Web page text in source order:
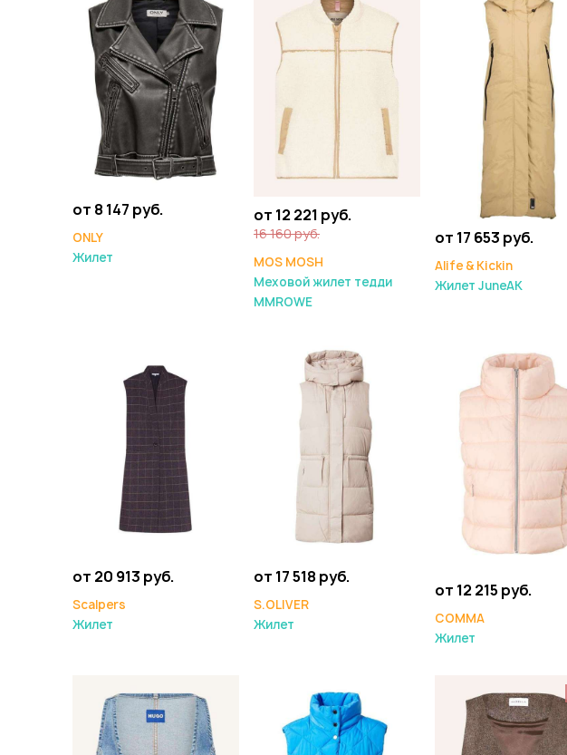
от 8 147 руб.
ONLY
Жилет
от 12 221 руб.
16 160 руб.
MOS MOSH
Меховой жилет тедди
MMROWE
от 17 653 руб.
Alife & Kickin
Жилет JuneAK
от 20 913 руб.
Scalpers
Жилет
от 17 518 руб.
S.OLIVER
Жилет
от 12 215 руб.
COMMA
Жилет